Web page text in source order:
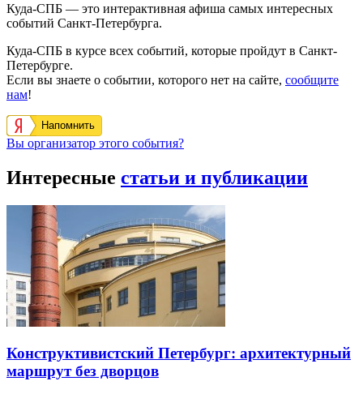
Куда-СПБ — это интерактивная афиша самых интересных
событий Санкт-Петербурга.
Куда-СПБ в курсе всех событий, которые пройдут в Санкт-
Петербурге.
Если вы знаете о событии, которого нет на сайте, сообщите
нам!
Напомнить
Вы организатор этого события?
Интересные статьи и публикации
Конструктивистский Петербург: архитектурный
маршрут без дворцов